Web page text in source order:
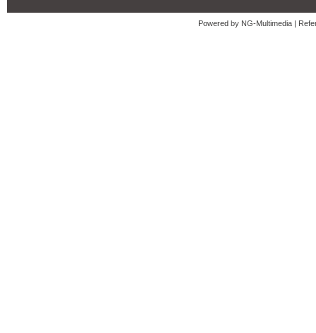
Powered by NG-Multimedia|